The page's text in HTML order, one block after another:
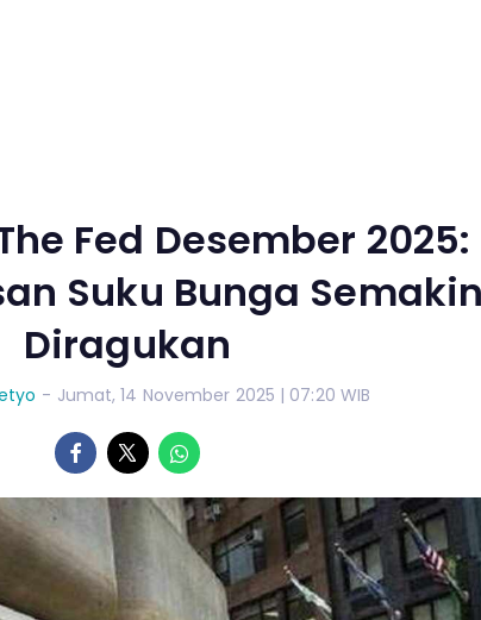
Fed Desember 2025:
Suku Bunga Semakin
Diragukan
- Jumat, 14 November 2025 | 07:20 WIB